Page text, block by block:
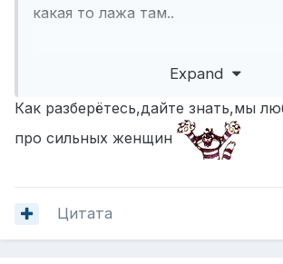
какая то лажа там..
Expand
Как разберётесь,дайте знать,мы
про сильных женщин
Цитата